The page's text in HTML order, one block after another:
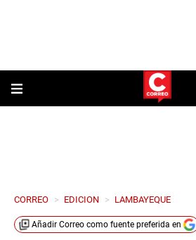
CORREO > EDICION > LAMBAYEQUE
Añadir Correo como fuente preferida en